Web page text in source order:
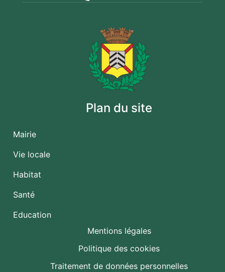
Plan du site
Mairie
Vie locale
Habitat
Santé
Education
Mentions légales
Politique des cookies
Traitement de données personnelles